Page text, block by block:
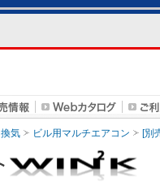
気 ビル用マルチエアコン [別